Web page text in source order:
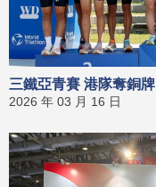
三鐵亞青賽 港隊奪銅牌
2026 年 03 月 16 日